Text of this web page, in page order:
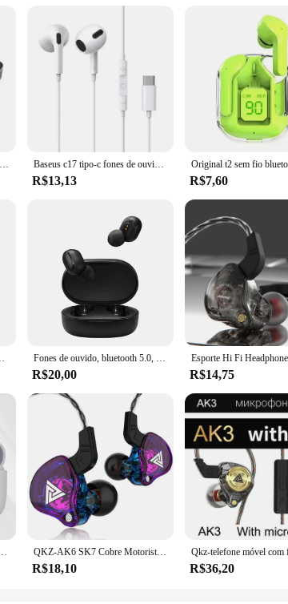
and reliable gaming experience, ensuring that
gaming experience to your customers, the fone com
TWS M90 Fones De Ouvido Sem Fio Para Jogos, Fone De Ouvido Bluetooth, Esporte Earbuds, Fones De Música, iPhone, Xiaomi, Frete Grátis, Original Baseus c17 tipo-c fones de ouvido na orelha fone de ouvido com fio com microfone para o telefone inteligente para xiaomi samsung s21 s20 celular fone de ouvido
R$13,13 R$7,60
fio para iPhone, Pro 6 Fones de ouvido, bluetooth 5.0, tss a6s
R$20,00 R$14,75
Auscultadores, Marca Esportiva QKZ-AK6 SK7 Cobre Motorista HiFi Fone De Ouvido Com Fio com MIC, Esporte Correndo Fones De Ouvido, Baixo Fone De Ouvido Estéreo, Música Earbuds
R$18,10 R$36,20